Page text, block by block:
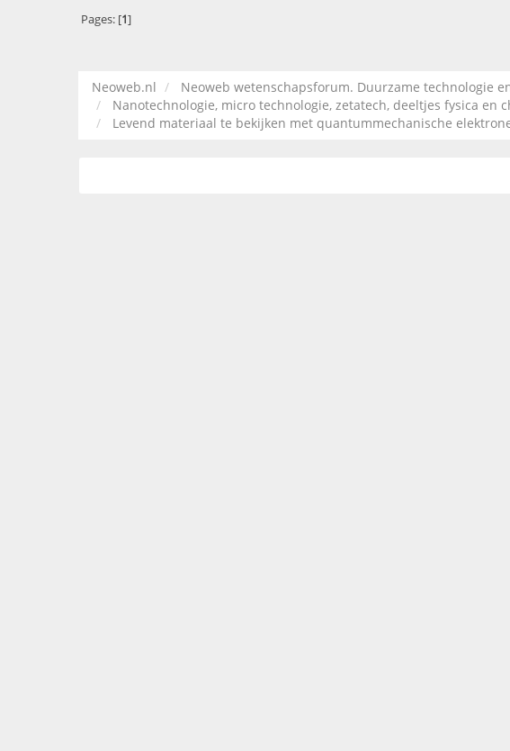
Pages: [1]
Neoweb.nl
Neoweb wetenschapsforum. Duurzame technologie
Nanotechnologie, micro technologie, zetatech, deeltjes fysica en
Levend materiaal te bekijken met quantummechanische